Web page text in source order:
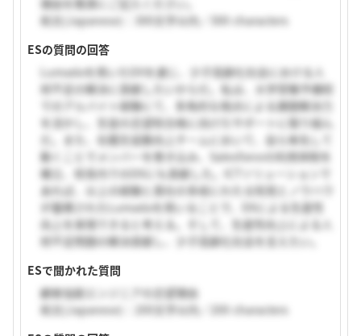
理由を簡潔にご記入ください。
和文(Japanese)：300文字以内／300 characters
ESの質問の回答
Lumadaを用いたDXを通じ、少子高齢化社会における人
材不足の解決に貢献したいからだ。私は、大学受験予備校
でのアルバイト経験にて、多角的な視点による課題解決力
を活かし、生徒の志望校合格に向けたサポートに取り組ん
だ。また、在籍生徒数向上チームにおいて、自ら率先して
動くことでメンバーを巻き込み、Salesforceの利用体制を
確立、校舎内でのDXにも貢献した。ICTソリューションで
あれば、以上の経験と貴社の多岐にわたる知見とノウハウ
が蓄積されたLumadaを用いることで、DXによる生産性
向上を実現できると考える。そして、生産性向上による人
材不足問題の解決貢献し、少子高齢化社会を支えたい。
ESで聞かれた質問
顧客協創エンジニアの志望理由
和文(Japanese)：200文字以内／200 characters